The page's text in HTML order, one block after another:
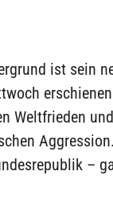
ist sein
Weltfrieden
–